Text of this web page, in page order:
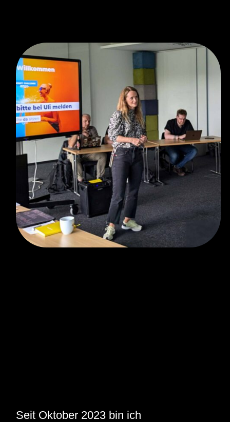
Seit Oktober 2023 bin ich